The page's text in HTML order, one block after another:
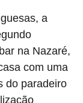
a
na Nazaré,
com uma
do paradeiro